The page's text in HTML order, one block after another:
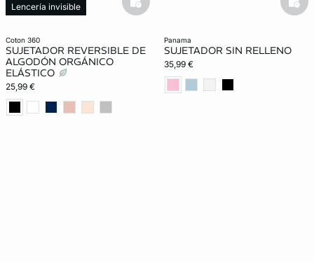
coton 360
SUJETADOR REVERSIBLE DE
ALGODÓN ORGÁNICO
ELÁSTICO
25,99 €
Lencería invisible basketfull
panama
SUJETADOR SIN RELLENO
35,99 €